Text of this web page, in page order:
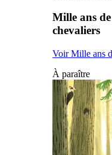
Mille ans de
chevaliers
Voir Mille ans
À paraître